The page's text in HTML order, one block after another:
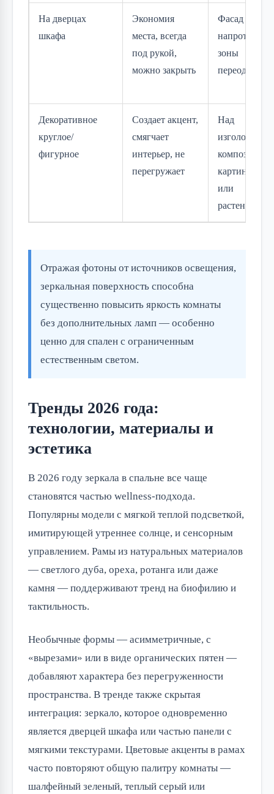
На дверцах
шкафа
Экономия
места, всегда
под рукой,
можно закрыть
Фасад шкафа
напротив
зоны
Декоративное
круглое/
фигурное
Создает акцент,
смягчает
интерьер, не
перегружает
Над
изголовьем,
композиции
картинами
или
растениями
Отражая фотоны от источников освещения,
зеркальная поверхность способна
существенно повысить яркость комнаты
без дополнительных ламп — особенно
ценно для спален с ограниченным
естественным светом.
Тренды 2026 года:
технологии, материалы и
эстетика
В 2026 году зеркала в спальне все чаще
становятся частью wellness-подхода.
Популярны модели с мягкой теплой подсветкой,
имитирующей утреннее солнце, и сенсорным
управлением. Рамы из натуральных материалов
— светлого дуба, ореха, ротанга или даже
камня — поддерживают тренд на биофилию и
тактильность.
Необычные формы — асимметричные, с
«вырезами» или в виде органических пятен —
добавляют характера без перегруженности
пространства. В тренде также скрытая
интеграция: зеркало, которое одновременно
является дверцей шкафа или частью панели с
мягкими текстурами. Цветовые акценты в рамах
часто повторяют общую палитру комнаты —
шалфейный зеленый, теплый серый или